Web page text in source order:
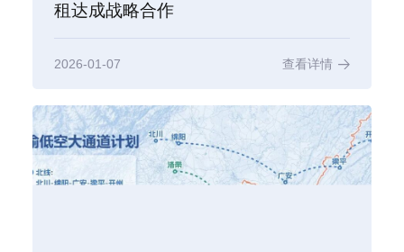
租达成战略合作
2026-01-07 查看详情